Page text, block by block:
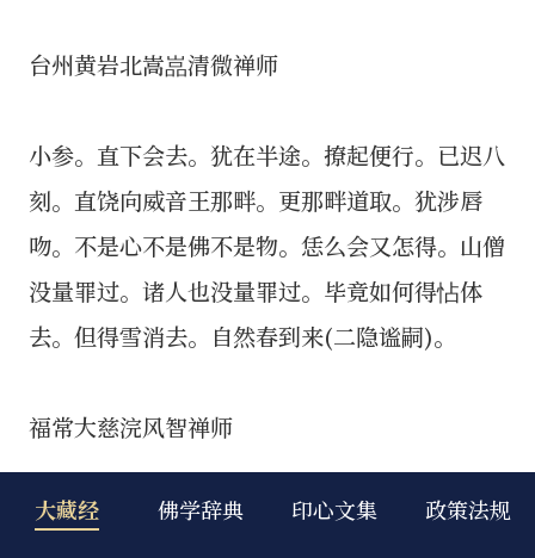
台州黄岩北嵩嵓清微禅师
小参。直下会去。犹在半途。撩起便行。已迟八
刻。直饶向威音王那畔。更那畔道取。犹涉唇
吻。不是心不是佛不是物。恁么会又怎得。山僧
没量罪过。诸人也没量罪过。毕竟如何得怗体
去。但得雪消去。自然春到来(二隐谧嗣)。
福常大慈浣风智禅师
僧问。昔日㫤祖。今朝和尚。请问。㫤祖当年如
大藏经 佛学辞典 印心文集 政策法规